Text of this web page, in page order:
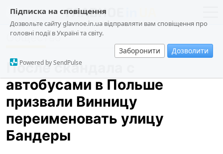
Підписка на сповіщення
Дозвольте сайту glavnoe.in.ua відправляти вам сповіщення про
головні події в Україні та світу.
Заборонити Дозволити
Powered by SendPulse
новости
о проекте
общество
происшествия
криминал
техно
Общество
После скандала с
автобусами в Польше
призвали Винницу
переименовать улицу
Бандеры